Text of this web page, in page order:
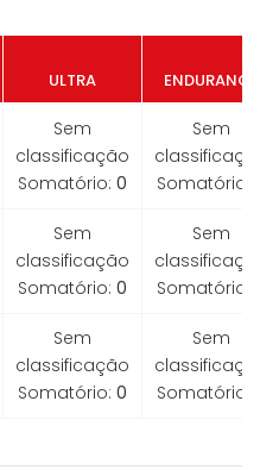
ULTRA ENDURANCE
Sem
classificação
Somatório: 0
Sem
Somatório:
Sem
classificação
Somatório: 0
Sem
Somatório:
Sem
classificação
Somatório: 0
Sem
Somatório: